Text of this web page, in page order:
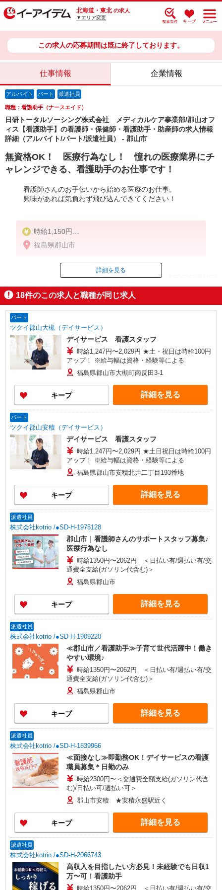
北海道・東北 の求人
▼エリア変更
この求人の応募期間は既に終了しております。
仕事情報 企業情報
アルバイト パート 派遣社員
職種：看護助手（ナースエイド）
日研トータルソーシング株式会社 メディカルケア事業部/郡山オフ
ィス【看護助手】の看護師・保健師・看護助手・助産師の求人情報
詳細（アルバイト/パート/派遣社員） - 郡山市
無資格OK！ 医療行為なし！ 憧れの医療業界にチ
ャレンジできる、看護助手のお仕事です！
看護師さんのお手伝いから始める医療のお仕事。
興味があれば気負わず飛び込んできてください！
時給1,150円
★週払いOK（規定あり）
福島県郡山市
ID：AE0626580453
掲載期間終了
詳細を見る
18件のこの求人と職種が同じ求人
パート
ツクイ郡山大槻（デイサービス）
デイサービス 看護スタッフ
時給1,247円〜2,029円 ★土・祝日は時給100円
アップ！ ※給与幅は資格・経験等による
福島県郡山市大槻町南反田3-1
キープ 詳細を見る
パート
ツクイ郡山安積（デイサービス）
デイサービス 看護スタッフ
時給1,247円〜2,029円 ★土日祝日は時給100円
アップ！ ※給与幅は資格・経験等による
福島県郡山市安積北井二丁目193番地
キープ 詳細を見る
派遣社員
株式会社kotrio /●SD-H-1975128
郡山市｜看護師さんのサポートスタッフ募集♪
医療行為なし
時給1350円〜2062円 ＜日払い有/週払い有/交
通費全支給(ガソリン代含む)＞
福島県郡山市
キープ 詳細を見る
派遣社員
株式会社kotrio /●SD-H-1909220
≪郡山市／看護助手≫子育て世代活躍中！働き
やすい環境♪
時給1350円〜2062円 ＜日払い有/週払い有/交
通費全支給(ガソリン代含む)＞
福島県郡山市
キープ 詳細を見る
派遣社員
株式会社kotrio /●SD-H-1839966
≪面接なし≫即勤務OK！デイサービスの看護
職員募集＊日勤のみ
時給2300円〜＜交通費全額支給(ガソリン代含
む)/日払い可/週払い可＞
郡山市安積 ★安積永盛駅近く
キープ 詳細を見る
派遣社員
株式会社kotrio /●SD-H-2066743
高収入を目指したい方必見！未経験でも日収1
万〜可！看護助手
時給1350円〜2062円 ＜日払い有/週払い有/交